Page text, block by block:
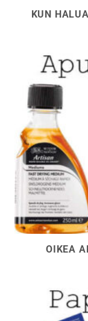
KUN
OIKEA